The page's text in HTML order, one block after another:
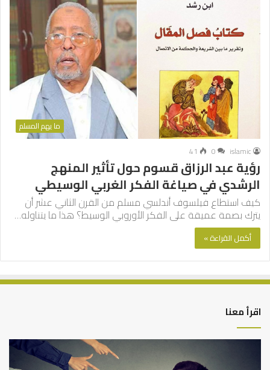
ما يهم المسلم
islamic
0
41
رؤية عبد الرزاق قسوم حول تأثير المنهج
الرشدي في صياغة الفكر الغربي الوسيطي
كيف استطاع فيلسوف أندلسي مسلم من القرن الثاني عشر أن
يترك بصمة عميقة على الفكر الأوروبي الوسيط؟ هذا ما يتناوله…
أكمل القراءة »
اقرأ معنا
التوازن